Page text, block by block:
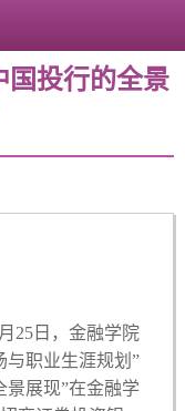
国投行的全景
25日，金融学院
与职业生涯规划”
展现”在金融学